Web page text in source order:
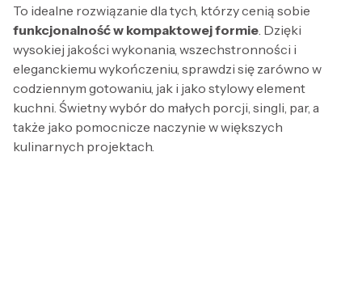
To idealne rozwiązanie dla tych, którzy cenią sobie
funkcjonalność w kompaktowej formie. Dzięki
wysokiej jakości wykonania, wszechstronności i
eleganckiemu wykończeniu, sprawdzi się zarówno w
codziennym gotowaniu, jak i jako stylowy element
kuchni. Świetny wybór do małych porcji, singli, par, a
także jako pomocnicze naczynie w większych
kulinarnych projektach.